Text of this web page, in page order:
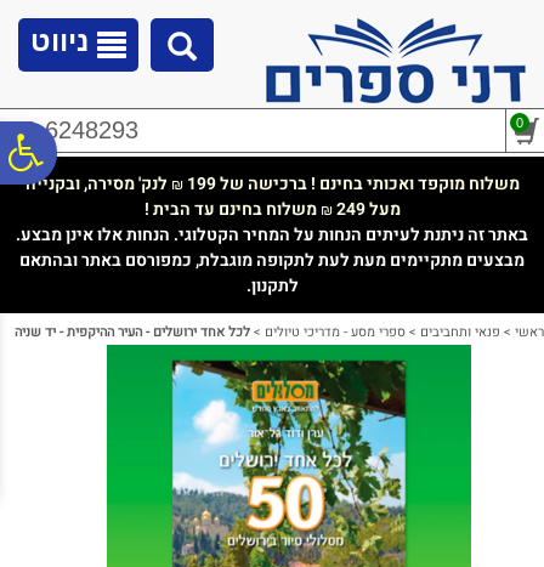
נגישות
ניווט
02-6248293 0
משלוח מוקפד ואכותי בחינם ! ברכישה של 199 ₪ לנק' מסירה, ובקנייה
מעל 249
₪משלוח בחינם עד הבית !
באתר זה ניתנת לעיתים הנחות על המחיר הקטלוגי. הנחות אלו אינן מבצע.
מבצעים מתקיימים מעת לעת לתקופה מוגבלת, כמפורסם באתר ובהתאם
לתקנון.
ראשי > פנאי ותחביבים >ספרי מסע - מדריכי טיולים >לכל אחד ירושלים - העיר ההיקפית - יד שניה